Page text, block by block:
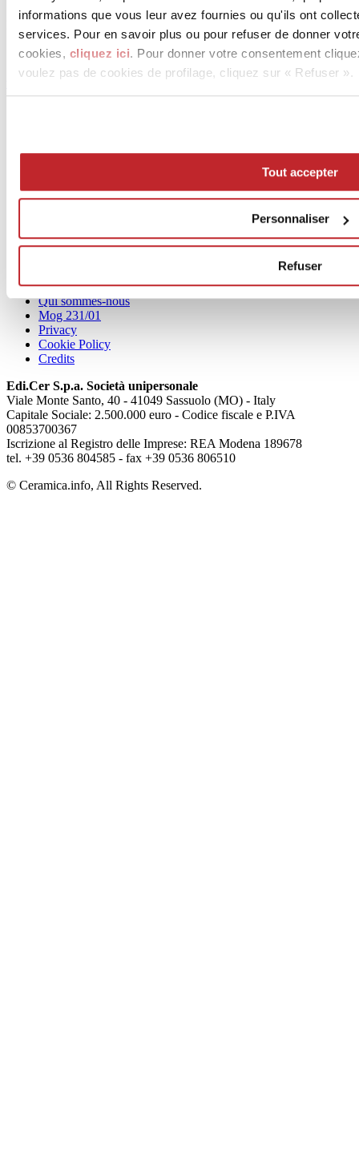
informations que vous leur avez fournies ou qu'ils ont
services. Pour en savoir plus ou pour refuser de donner
cookies, cliquez ici. Pour donner votre consentement
voulez pas de cookies de profilage, cliquez sur « Refuser ».
Tout accepter
Personnaliser
Refuser
[email protected]
www.ccimola.it
aziende
Qui sommes-nous
Mog 231/01
Privacy
Cookie Policy
Credits
Edi.Cer S.p.a. Società unipersonale
Viale Monte Santo, 40 - 41049 Sassuolo (MO) - Italy
Capitale Sociale: 2.500.000 euro - Codice fiscale e P.IVA
00853700367
Iscrizione al Registro delle Imprese: REA Modena 189678
tel. +39 0536 804585 - fax +39 0536 806510
© Ceramica.info, All Rights Reserved.